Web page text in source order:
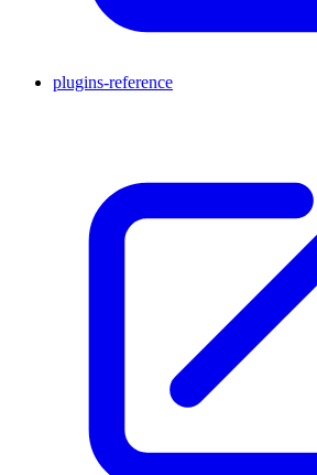
plugins-reference